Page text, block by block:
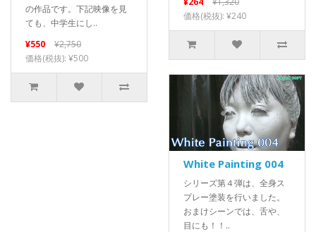
の作品です。下記映像を見
ても、中学生にし..
¥550
¥2,750
価格(税抜): ¥500
価格(税抜): ¥240
White Painting 004
シリーズ第４弾は、全身ス
プレー塗装を行いました。
おまけシーンでは、舌や、
目にも！！..